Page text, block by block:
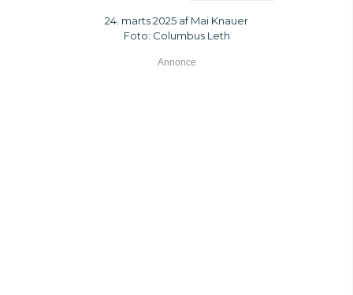
24. marts 2025 af Mai Knauer
Foto: Columbus Leth